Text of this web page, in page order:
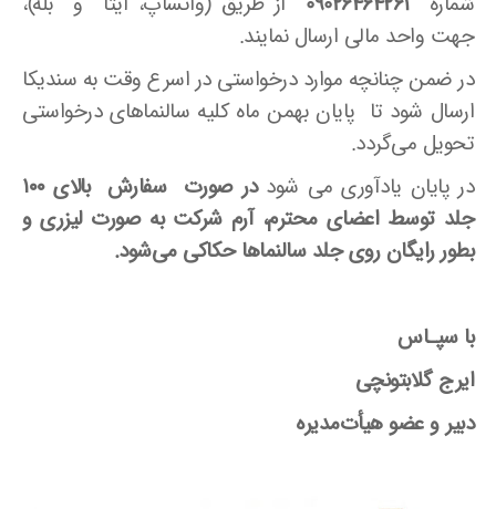
جهت واحد مالی ارسال نمایند.
در ضمن چنانچه موارد درخواستی در اسرع وقت به سندیکا
ارسال شود تا پایان بهمن ماه کلیه سالنماهای درخواستی
تحویل می‌گردد.
در پایان یادآوری می شود
در صورت سفارش بالای ۱۰۰
جلد توسط اعضای محترم، آرم شرکت به صورت لیزری و
بطور رایگان روی جلد سالنماها حکاکی میشود.
با سپـاس
ایرج گلابتونچی
دبیر و عضو هیأت‌مدیره